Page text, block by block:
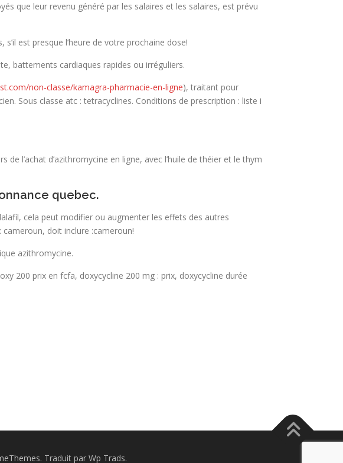
que leur revenu généré par les salaires et les salaires, est prévu
est presque l’heure de votre prochaine dose!
battements cardiaques rapides ou irréguliers.
non-classe/kamagra-pharmacie-en-ligne), traitant pour
Sous classe atc : tetracyclines. Conditions de prescription : liste i
l’achat d’azithromycine en ligne, avec l’huile de théier et le thym
quebec.
cela peut modifier ou augmenter les effets des autres
doit inclure :cameroun!
azithromycine.
200 prix en fcfa, doxycycline 200 mg : prix, doxycycline durée
Traduit par Wp Trads.